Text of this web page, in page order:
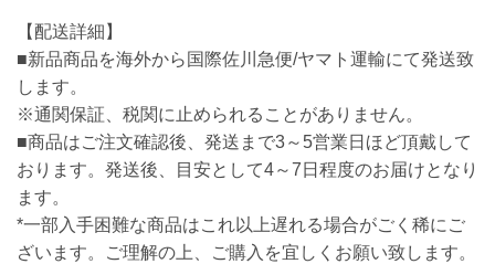
【配送詳細】
■新品商品を海外から国際佐川急便/ヤマト運輸にて発送致
します。
※通関保証、税関に止められることがありません。
■商品はご注文確認後、発送まで3～5営業日ほど頂戴して
おります。発送後、目安として4～7日程度のお届けとなり
ます。
*一部入手困難な商品はこれ以上遅れる場合がごく稀にご
ざいます。ご理解の上、ご購入を宜しくお願い致します。